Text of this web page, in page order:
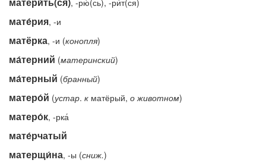
, -рю́(сь), -ри́т(ся)
мате́рия, -и
матёрка, -и (конопля)
ма́терний (материнский)
ма́терный (бранный)
матеро́й (устар. к матёрый, о животном)
матеро́к, -рка́
мате́рчатый
матерщи́на, -ы (сниж.)